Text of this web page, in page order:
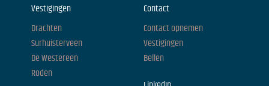
Vestigingen
Drachten
Surhuisterveen
De Westereen
Roden
Contact
Contact opnemen
Vestigingen
Bellen